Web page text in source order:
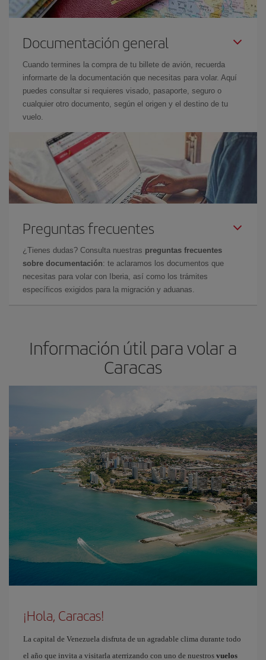
Documentación general
Cuando termines la compra de tu billete de avión, recuerda
informarte de la documentación que necesitas para volar. Aquí
puedes consultar si requieres visado, pasaporte, seguro o
cualquier otro documento, según el origen y el destino de tu
vuelo.
Preguntas frecuentes
¿Tienes dudas? Consulta nuestras preguntas frecuentes
sobre documentación: te aclaramos los documentos que
necesitas para volar con Iberia, así como los trámites
específicos exigidos para la migración y aduanas.
Información útil para volar a
Caracas
¡Hola, Caracas!
La capital de Venezuela disfruta de un agradable clima durante todo
el año que invita a visitarla aterrizando con uno de nuestros vuelos